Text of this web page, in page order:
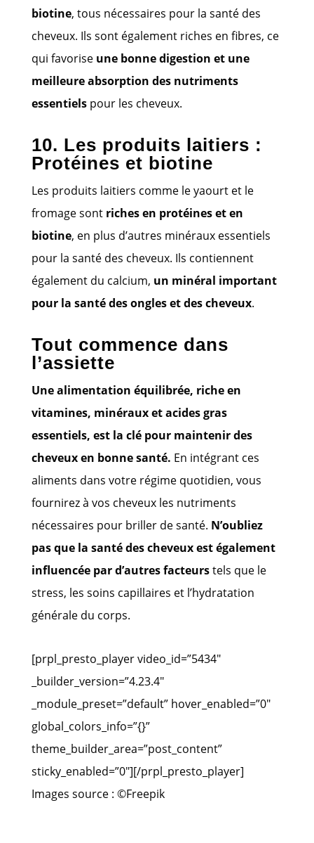
biotine, tous nécessaires pour la santé des
cheveux. Ils sont également riches en fibres, ce
qui favorise une bonne digestion et une
meilleure absorption des nutriments
essentielspour les cheveux.
10. Les produits laitiers :
Protéines et biotine
Les produits laitiers comme le yaourt et le
fromage sont riches en protéines et en
biotine, en plus d’autres minéraux essentiels
pour la santé des cheveux. Ils contiennent
également du calcium, un minéral important
pour la santé des ongles et des cheveux.
Tout commence dans
l’assiette
Une alimentation équilibrée, riche en
vitamines, minéraux et acides gras
essentiels, est la clé pour maintenir des
cheveux en bonne santé. En intégrant ces
aliments dans votre régime quotidien, vous
fournirez à vos cheveux les nutriments
nécessaires pour briller de santé. N’oubliez
pas que la santé des cheveux est également
influencée par d’autres facteurstels que le
stress, les soins capillaires et l’hydratation
générale du corps.
[prpl_presto_player video_id=”5434″
_builder_version=”4.23.4″
_module_preset=”default” hover_enabled=”0″
global_colors_info=”{}”
theme_builder_area=”post_content”
sticky_enabled=”0″][/prpl_presto_player]
Images source : ©Freepik